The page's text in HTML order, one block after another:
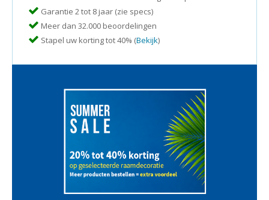
Garantie 2 tot 8 jaar (zie specs)
Meer dan 32.000 beoordelingen
Stapel uw korting tot 40% (Bekijk)